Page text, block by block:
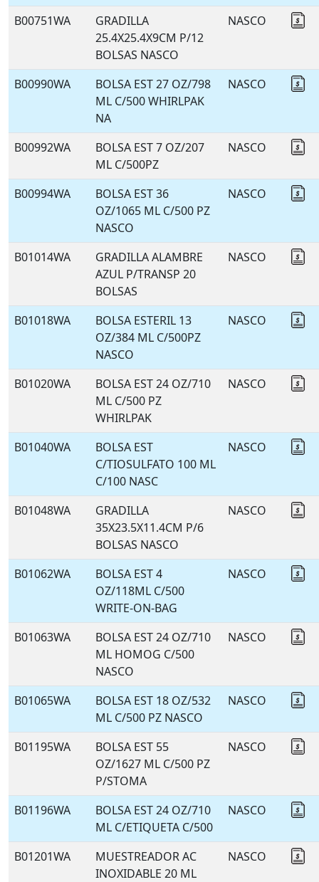
B00751WA
GRADILLA
25.4X25.4X9CM P/12
BOLSAS NASCO
NASCO
B00990WA
BOLSA EST 27 OZ/798
ML C/500 WHIRLPAK
NA
NASCO
B00992WA
BOLSA EST 7 OZ/207
ML C/500PZ
NASCO
B00994WA
BOLSA EST 36
OZ/1065 ML C/500 PZ
NASCO
NASCO
B01014WA
GRADILLA ALAMBRE
AZUL P/TRANSP 20
BOLSAS
NASCO
B01018WA
BOLSA ESTERIL 13
OZ/384 ML C/500PZ
NASCO
NASCO
B01020WA
BOLSA EST 24 OZ/710
ML C/500 PZ
WHIRLPAK
NASCO
B01040WA
BOLSA EST
C/TIOSULFATO 100 ML
C/100 NASC
NASCO
B01048WA
GRADILLA
35X23.5X11.4CM P/6
BOLSAS NASCO
NASCO
B01062WA
BOLSA EST 4
OZ/118ML C/500
WRITE-ON-BAG
NASCO
B01063WA
BOLSA EST 24 OZ/710
ML HOMOG C/500
NASCO
NASCO
B01065WA
BOLSA EST 18 OZ/532
ML C/500 PZ NASCO
NASCO
B01195WA
BOLSA EST 55
OZ/1627 ML C/500 PZ
P/STOMA
NASCO
B01196WA
BOLSA EST 24 OZ/710
ML C/ETIQUETA C/500
NASCO
B01201WA
MUESTREADOR AC
INOXIDABLE 20 ML
NASCO